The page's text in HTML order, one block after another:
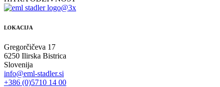
LOKACIJA
Gregorčičeva 17
6250 Ilirska Bistrica
Slovenija
info@eml-stadler.si
+386 (0)5710 14 00